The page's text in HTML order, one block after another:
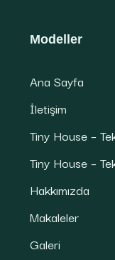
Modeller
Ana Sayfa
İletişim
Tiny House –
Tiny House –
Hakkımızda
Makaleler
Galeri